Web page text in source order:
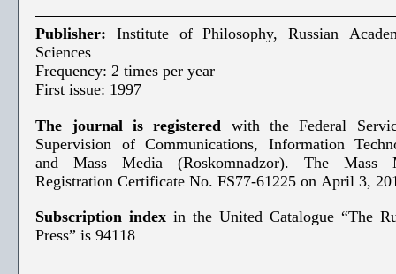
Publisher: Institute of Philosophy, Russian
Sciences
Frequency: 2 times per year
First issue: 1997
The journal is registered with the Federal
Supervision of Communications, Information
and Mass Media (Roskomnadzor). The Mass
Registration Certificate No. FS77-61225 on April 3,
Subscription index in the United Catalogue “The
Press” is 94118